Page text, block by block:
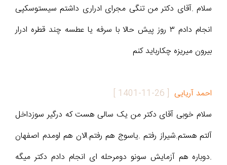
سلام .آقای دکتر من تنگی مجرای ادراری داشتم سیستوسکپی
انجام دادم ۳ روز پیش حالا با سرفه یا عطسه چند قطره ادرار
بیرون میریزه چکارباید کنم
احمد آریایی [
1401-11-26
]
سلام خوبی آقای دکتر من یک سالی هست که درگیر سوزداخل
آلتم هستم.شیراز رفتم .یاسوج هم رفتم.الان هم اومدم اصفهان
.دوباره هم آزمایش سونو دومرحله ای انجام دادم دکتر میگه